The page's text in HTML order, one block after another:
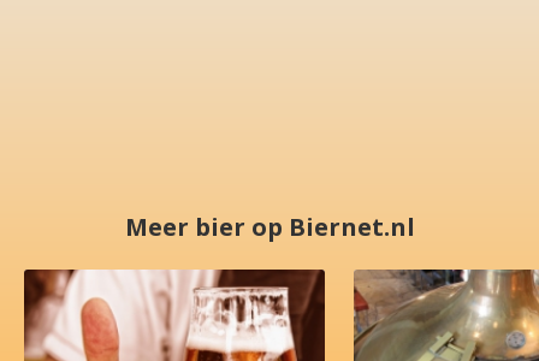
Meer bier op Biernet.nl